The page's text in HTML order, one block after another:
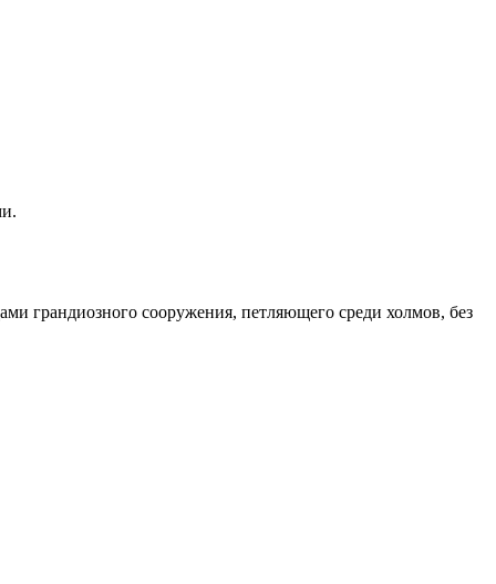
Перелеты Пекин–Чжанцзяцзе–Шанхай уже
грандиозного сооружения, петляющего среди холмов, без